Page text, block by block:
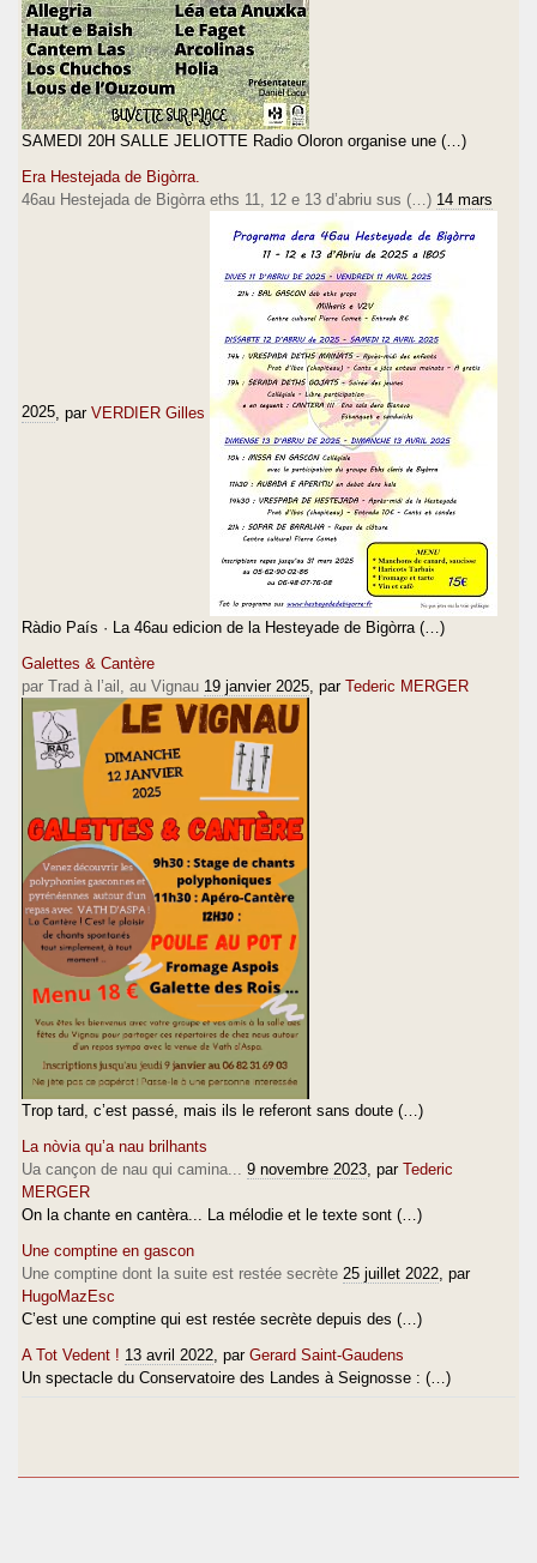
SAMEDI 20H SALLE JELIOTTE Radio Oloron organise une (…)
Era Hestejada de Bigòrra.
46au Hestejada de Bigòrra eths 11, 12 e 13 d’abriu sus (…) 14 mars
2025 , par VERDIER Gilles
Ràdio País · La 46au edicion de la Hesteyade de Bigòrra (…)
Galettes & Cantère
par Trad à l’ail, au Vignau 19 janvier 2025 , par Tederic MERGER
Trop tard, c’est passé, mais ils le referont sans doute (…)
La nòvia qu’a nau brilhants
Ua cançon de nau qui camina...
9 novembre 2023 , par Tederic
MERGER
On la chante en cantèra... La mélodie et le texte sont (…)
Une comptine en gascon
Une comptine dont la suite est restée secrète 25 juillet 2022 , par
HugoMazEsc
C’est une comptine qui est restée secrète depuis des (…)
A Tot Vedent ! 13 avril 2022 , par Gerard Saint-Gaudens
Un spectacle du Conservatoire des Landes à Seignosse : (…)